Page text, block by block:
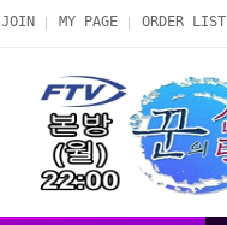
JOIN MY PAGE ORDER LIST